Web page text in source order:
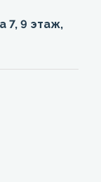
7, 9 этаж,